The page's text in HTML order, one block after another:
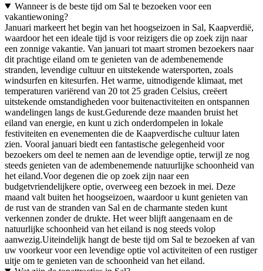
Wanneer is de beste tijd om Sal te bezoeken voor een
vakantiewoning?
Januari markeert het begin van het hoogseizoen in Sal, Kaapverdië,
waardoor het een ideale tijd is voor reizigers die op zoek zijn naar
een zonnige vakantie. Van januari tot maart stromen bezoekers naar
dit prachtige eiland om te genieten van de adembenemende
stranden, levendige cultuur en uitstekende watersporten, zoals
windsurfen en kitesurfen. Het warme, uitnodigende klimaat, met
temperaturen variërend van 20 tot 25 graden Celsius, creëert
uitstekende omstandigheden voor buitenactiviteiten en ontspannen
wandelingen langs de kust.Gedurende deze maanden bruist het
eiland van energie, en kunt u zich onderdompelen in lokale
festiviteiten en evenementen die de Kaapverdische cultuur laten
zien. Vooral januari biedt een fantastische gelegenheid voor
bezoekers om deel te nemen aan de levendige optie, terwijl ze nog
steeds genieten van de adembenemende natuurlijke schoonheid van
het eiland.Voor degenen die op zoek zijn naar een
budgetvriendelijkere optie, overweeg een bezoek in mei. Deze
maand valt buiten het hoogseizoen, waardoor u kunt genieten van
de rust van de stranden van Sal en de charmante steden kunt
verkennen zonder de drukte. Het weer blijft aangenaam en de
natuurlijke schoonheid van het eiland is nog steeds volop
aanwezig.Uiteindelijk hangt de beste tijd om Sal te bezoeken af van
uw voorkeur voor een levendige optie vol activiteiten of een rustiger
uitje om te genieten van de schoonheid van het eiland.